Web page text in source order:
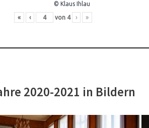
© Klaus Ihlau
« ‹ von 4 › »
2020-2021 in Bildern